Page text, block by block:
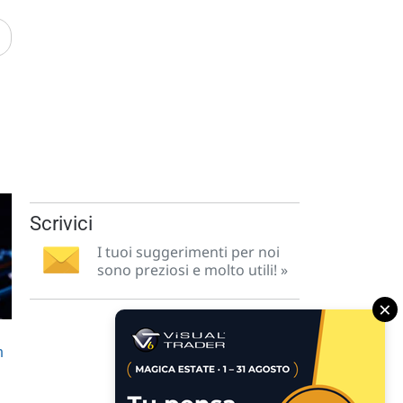
Scrivici
I tuoi suggerimenti per noi
sono preziosi e molto utili! »
×